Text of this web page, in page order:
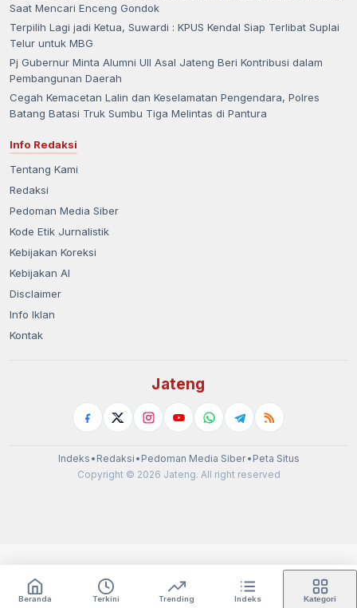
Beranda Terkini Trending Indeks Kategori
Saat Mencari Enceng Gondok
Terpilih Lagi jadi Ketua, Suwardi : KPUS Kendal Siap Terlibat Suplai
Telur untuk MBG
Pj Gubernur Minta Alumni UII Asal Jateng Beri Kontribusi dalam
Pembangunan Daerah
Cegah Kemacetan Lalin dan Keselamatan Pengendara, Polres
Batang Batasi Truk Sumbu Tiga Melintas di Pantura
Info Redaksi
Tentang Kami
Redaksi
Pedoman Media Siber
Kode Etik Jurnalistik
Kebijakan Koreksi
Kebijakan AI
Disclaimer
Info Iklan
Kontak
Jateng
Indeks • Redaksi • Pedoman Media Siber• Peta Situs
Copyright © 2026 Jateng. All right reserved